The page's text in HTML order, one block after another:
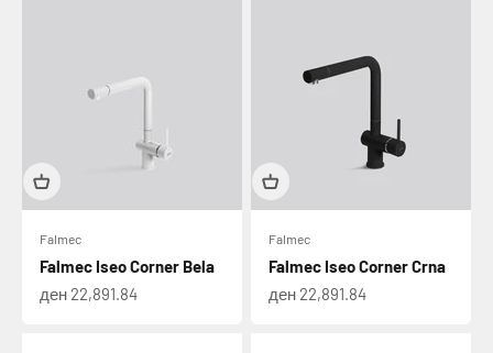
Falmec
Falmec Iseo Corner Bela
Намалена цена
ден 22,891.84
Falmec
Falmec Iseo Corner Crna
Намалена цена
ден 22,891.84